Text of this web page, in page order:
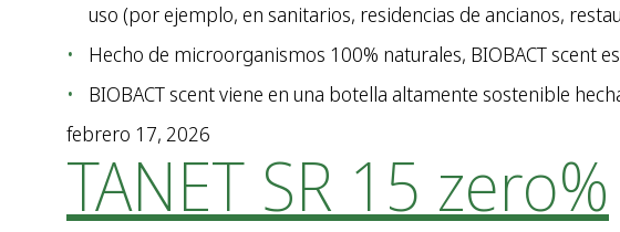
uso (por ejemplo, en sanitarios, residencias de ancianos,
Hecho de microorganismos 100% naturales, BIOBACT scent
BIOBACT scent viene en una botella altamente sostenible
febrero 17, 2026
TANET SR 15 zero%